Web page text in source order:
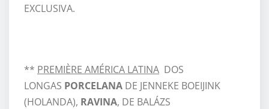
EXCLUSIVA.
** PREMIÈRE AMÉRICA LATINA DOS
LONGAS PORCELANA DE JENNEKE BOEIJINK
(HOLANDA), RAVINA, DE BALÁZS